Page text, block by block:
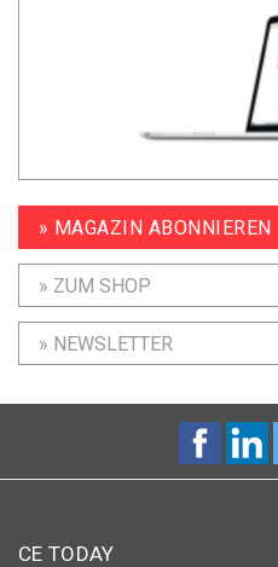
» MAGAZIN ABONNIEREN
» ZUM SHOP
» NEWSLETTER
CE TODAY